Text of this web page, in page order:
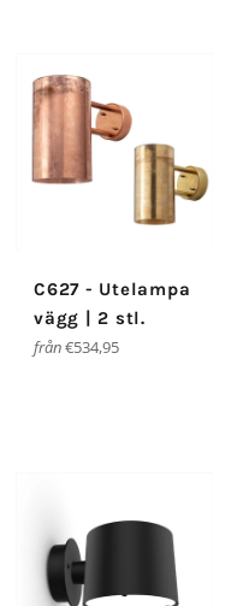
C627 - Utelampa
vägg | 2 stl.
från€534,95